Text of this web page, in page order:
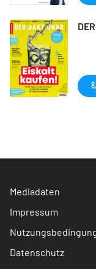
Mediadaten
Impressum
Datenschutz